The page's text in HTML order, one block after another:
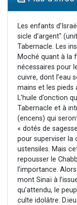
Les enfants
sicle d’argent"
Tabernacle. Les
Moché quant à la
nécessaires pour
cuivre, dont l’eau
mains et les pieds
L’huile d’onction
Tabernacle et à
(encens) qui
« dotés de
pour superviser la
ustensiles. Mais
repousser le
l’importance.
mont Sinaï à
qu’attendu, le
culte idolâtre.